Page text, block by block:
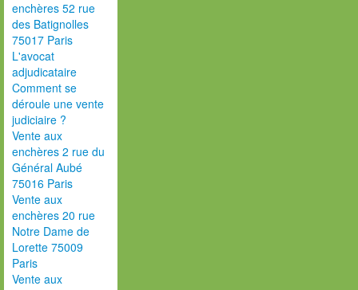
enchères 52 rue
des Batignolles
75017 Paris
L'avocat
adjudicataire
Comment se
déroule une vente
judiciaire ?
Vente aux
enchères 2 rue du
Général Aubé
75016 Paris
Vente aux
enchères 20 rue
Notre Dame de
Lorette 75009
Paris
Vente aux